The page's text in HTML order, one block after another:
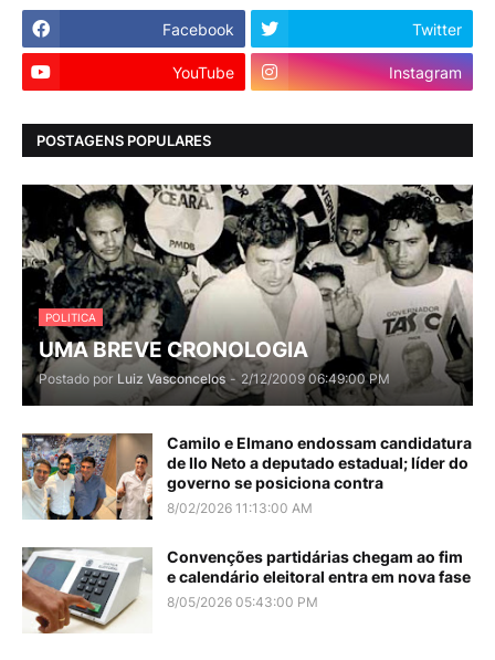
Facebook Twitter
YouTube Instagram
POSTAGENS POPULARES
POLITICA
UMA BREVE CRONOLOGIA
Postado por Luiz Vasconcelos - 2/12/2009 06:49:00 PM
Camilo e Elmano endossam candidatura
de Ilo Neto a deputado estadual; líder do
governo se posiciona contra
8/02/2026 11:13:00 AM
Convenções partidárias chegam ao fim
e calendário eleitoral entra em nova fase
8/05/2026 05:43:00 PM